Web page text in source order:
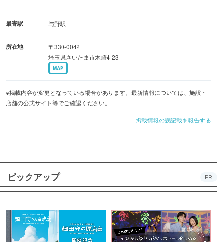
最寄駅 与野駅
所在地
〒330-0042
埼玉県さいたま市木崎4-23
MAP
※掲載内容が変更となっている場合があります。最新情報については、施設・
店舗の公式サイト等でご確認ください。
掲載情報の誤記載を報告する
ピックアップ PR